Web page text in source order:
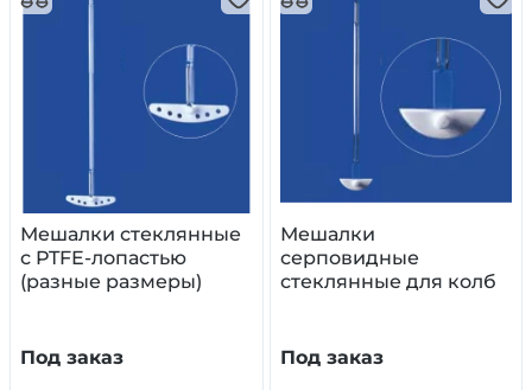
Мешалки стеклянные
с PTFE-лопастью
(разные размеры)
Под заказ
Мешалки
серповидные
стеклянные для колб
Под заказ